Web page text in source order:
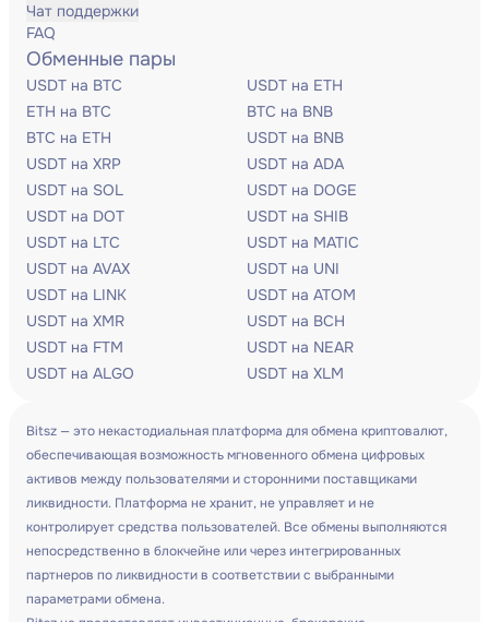
Чат поддержки
FAQ
Обменные пары
USDT на BTC
USDT на ETH
ETH на BTC
BTC на BNB
BTC на ETH
USDT на BNB
USDT на XRP
USDT на ADA
USDT на SOL
USDT на DOGE
USDT на DOT
USDT на SHIB
USDT на LTC
USDT на MATIC
USDT на AVAX
USDT на UNI
USDT на LINK
USDT на ATOM
USDT на XMR
USDT на BCH
USDT на FTM
USDT на NEAR
USDT на ALGO
USDT на XLM
Bitsz — это некастодиальная платформа для обмена криптовалют,
обеспечивающая возможность мгновенного обмена цифровых
активов между пользователями и сторонними поставщиками
ликвидности. Платформа не хранит, не управляет и не
контролирует средства пользователей. Все обмены выполняются
непосредственно в блокчейне или через интегрированных
партнеров по ликвидности в соответствии с выбранными
параметрами обмена.